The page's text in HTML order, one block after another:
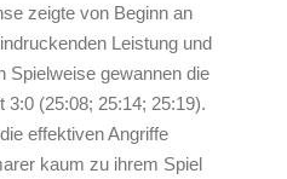
zeigte von Beginn an
Leistung und
Spielweise gewannen die
(25:08; 25:14; 25:19).
effektiven Angriffe
kaum zu ihrem Spiel